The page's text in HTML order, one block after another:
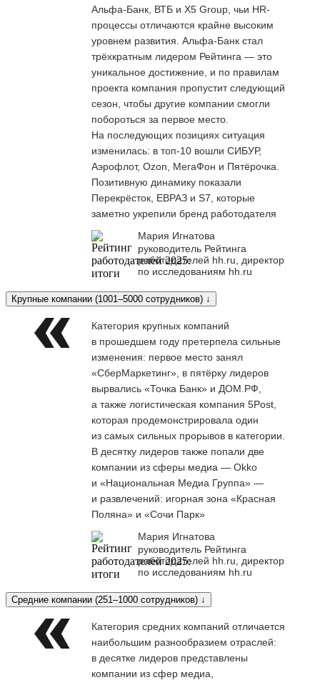
Альфа-Банк, ВТБ и X5 Group, чьи HR-
процессы отличаются крайне высоким
уровнем развития. Альфа-Банк стал
трёхкратным лидером Рейтинга — это
уникальное достижение, и по правилам
проекта компания пропустит следующий
сезон, чтобы другие компании смогли
побороться за первое место.
На последующих позициях ситуация
изменилась: в топ-10 вошли СИБУР,
Аэрофлот, Ozon, МегаФон и Пятёрочка.
Позитивную динамику показали
Перекрёсток, ЕВРАЗ и S7, которые
заметно укрепили бренд работодателя
Мария Игнатова
руководитель Рейтинга
работодателей hh.ru, директор
по исследованиям hh.ru
Крупные компании (1001–5000 сотрудников) ↓
Категория крупных компаний
в прошедшем году претерпела сильные
изменения: первое место занял
«СберМаркетинг», в пятёрку лидеров
вырвались «Точка Банк» и ДОМ.РФ,
а также логистическая компания 5Post,
которая продемонстрировала один
из самых сильных прорывов в категории.
В десятку лидеров также попали две
компании из сферы медиа — Okko
и «Национальная Медиа Группа» —
и развлечений: игорная зона «Красная
Поляна» и «Сочи Парк»
Мария Игнатова
руководитель Рейтинга
работодателей hh.ru, директор
по исследованиям hh.ru
Средние компании (251–1000 сотрудников) ↓
Категория средних компаний отличается
наибольшим разнообразием отраслей:
в десятке лидеров представлены
компании из сфер медиа,